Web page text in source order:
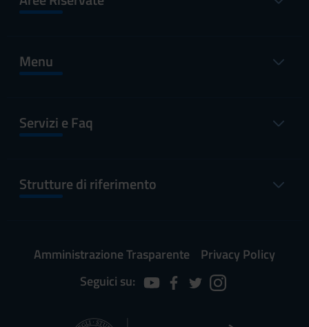
Menu
Servizi e Faq
Strutture di riferimento
Amministrazione Trasparente
Privacy Policy
Seguici su: